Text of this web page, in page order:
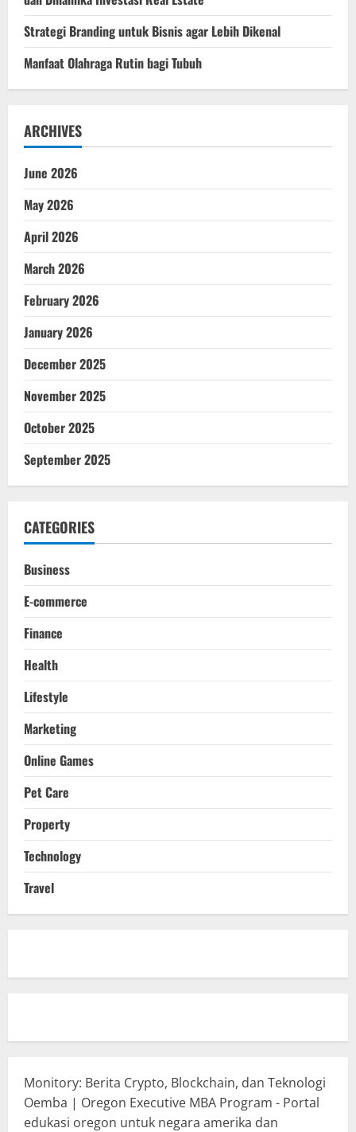
Strategi Branding untuk Bisnis agar Lebih Dikenal
Manfaat Olahraga Rutin bagi Tubuh
ARCHIVES
June 2026
May 2026
April 2026
March 2026
February 2026
January 2026
December 2025
November 2025
October 2025
September 2025
CATEGORIES
Business
E-commerce
Finance
Health
Lifestyle
Marketing
Online Games
Pet Care
Property
Technology
Travel
Monitory: Berita Crypto, Blockchain, dan Teknologi
Oemba | Oregon Executive MBA Program - Portal
edukasi oregon untuk negara amerika dan